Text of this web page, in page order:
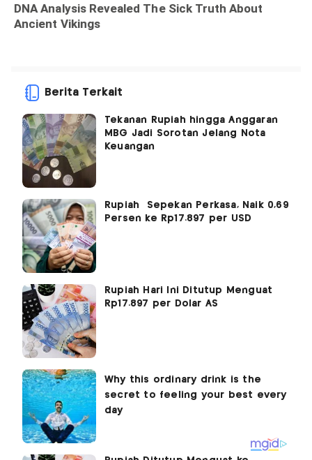
Berita Terkait
Tekanan Rupiah hingga Anggaran
MBG Jadi Sorotan Jelang Nota
Keuangan
Rupiah Sepekan Perkasa, Naik 0,69
Persen ke Rp17.897 per USD
Rupiah Hari Ini Ditutup Menguat
Rp17.897 per Dolar AS